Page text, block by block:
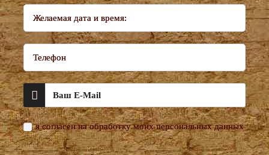
Желаемая дата и время:
Телефон
я согласен на обработку моих персональных данных